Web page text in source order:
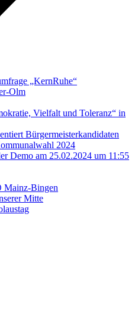
„KernRuhe“
Olm
Vielfalt und Toleranz“ in
Bürgermeisterkandidaten
2024
Demo am 25.02.2024 um 11:55
Mainz-Bingen
Mitte